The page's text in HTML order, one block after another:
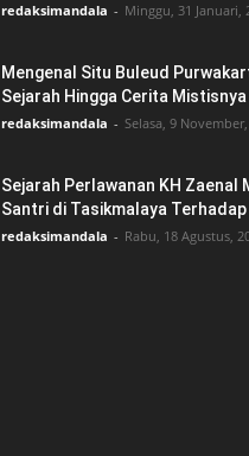
redaksimandala - Minggu, 31 Januari,
Mengenal Situ Buleud
Sejarah Hingga Cerita Mistisnya
redaksimandala - Selasa, 9 November,
Sejarah Perlawanan KH Zaenal
Santri di Tasikmalaya Terhadap
redaksimandala - Rabu, 18 Agustus,